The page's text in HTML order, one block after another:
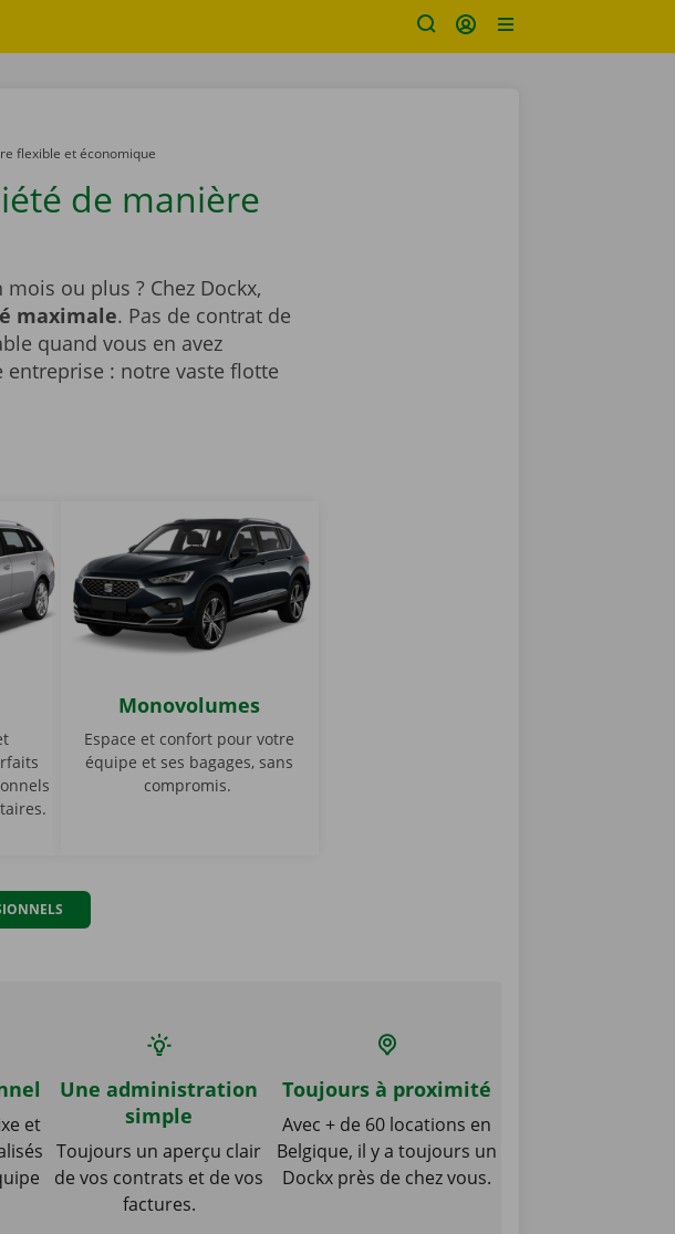
flexible et économique
de manière
ou plus ? Chez Dockx,
maximale. Pas de contrat de
quand vous en avez
: notre vaste flotte
Monovolumes
Espace et confort pour votre
équipe et ses bagages, sans
compromis.
et
Une administration
simple
Toujours un aperçu clair
de vos contrats et de vos
factures.
Toujours à proximité
Avec + de 60 locations en
Belgique, il y a toujours un
Dockx près de chez vous.